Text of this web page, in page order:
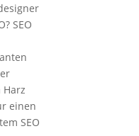
SEO
einen
SEO